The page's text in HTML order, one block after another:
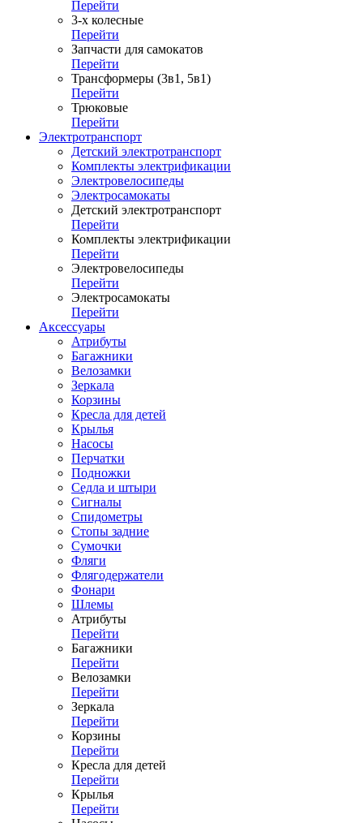
Перейти
3-х колесные
Перейти
Запчасти для самокатов
Перейти
Трансформеры (3в1, 5в1)
Перейти
Трюковые
Перейти
Электротранспорт
Детский электротранспорт
Комплекты электрификации
Электровелосипеды
Электросамокаты
Детский электротранспорт
Перейти
Комплекты электрификации
Перейти
Электровелосипеды
Перейти
Электросамокаты
Перейти
Аксессуары
Атрибуты
Багажники
Велозамки
Зеркала
Корзины
Кресла для детей
Крылья
Насосы
Перчатки
Подножки
Седла и штыри
Сигналы
Спидометры
Стопы задние
Сумочки
Фляги
Флягодержатели
Фонари
Шлемы
Атрибуты
Перейти
Багажники
Перейти
Велозамки
Перейти
Зеркала
Перейти
Корзины
Перейти
Кресла для детей
Перейти
Крылья
Перейти